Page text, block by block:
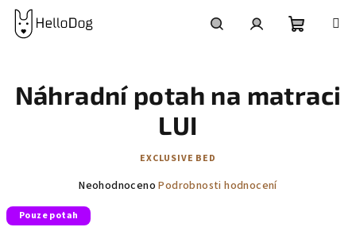
Přejít
obsah
košík
Náhradní potah na matraci
LUI
EXCLUSIVE BED
Průměrné
produktu
Neohodnoceno Podrobnosti hodnocení
Pouze potah